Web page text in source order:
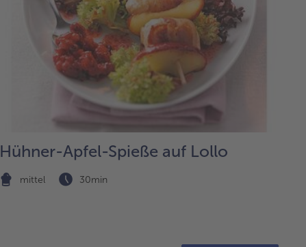
Hühner-Apfel-Spieße auf Lollo
mittel 30min